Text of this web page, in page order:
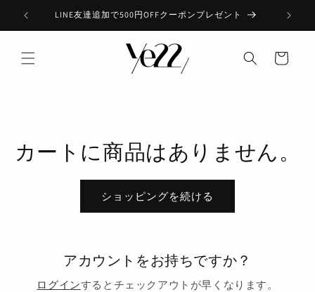
Skip to
content
LINE友達追加で500円OFFクーポンプレゼント
ー
カートに商品はありません。
ショッピングを続ける
アカウントをお持ちですか？
ログインするとチェックアウトが早くなります。